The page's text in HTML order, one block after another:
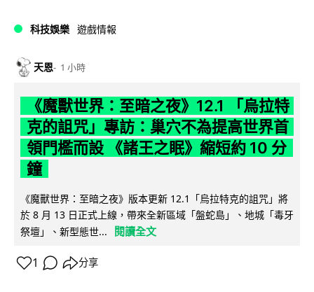
科技娛樂 遊戲情報
天恩 1 小時
《魔獸世界：至暗之夜》12.1 「烏拉特
克的詛咒」專訪：巢穴不為提高世界首
領門檻而設 《諸王之眠》縮短約 10 分
鐘
《魔獸世界：至暗之夜》版本更新 12.1「烏拉特克的詛咒」將
於 8 月 13 日正式上線，帶來全新區域「盤蛇島」、地城「毒牙
祭壇」、新型態世...
閱讀全文
1 分享